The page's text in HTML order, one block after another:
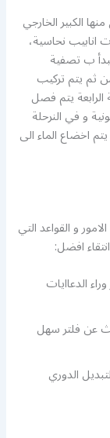
الكبير الخارجي
انابيب نحاسية،
ب تصفية
ثم يتم تركيب
يتم فصل
و في النرحلة
اخضاع الماء الى
و القواعد التي
افضل:
الدعاايات
عن فلتر سهل
الدوري